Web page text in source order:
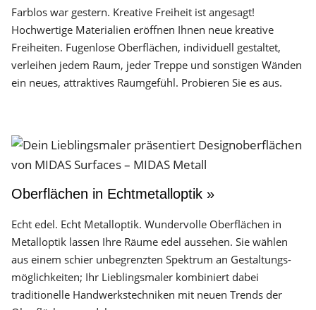
Farblos war gestern. Kreative Freiheit ist angesagt!
Hochwertige Materialien eröffnen Ihnen neue kreative
Freiheiten. Fugenlose Oberflächen, individuell gestaltet,
verleihen jedem Raum, jeder Treppe und sonstigen Wänden
ein neues, attraktives Raumgefühl. Probieren Sie es aus.
Oberflächen in Echtmetalloptik »
Echt edel. Echt Metalloptik. Wundervolle Oberflächen in
Metalloptik lassen Ihre Räume edel aussehen. Sie wählen
aus einem schier unbegrenzten Spektrum an Gestaltungs­
möglichkeiten; Ihr Lieblingsmaler kombiniert dabei
traditionelle Handwerks­techniken mit neuen Trends der